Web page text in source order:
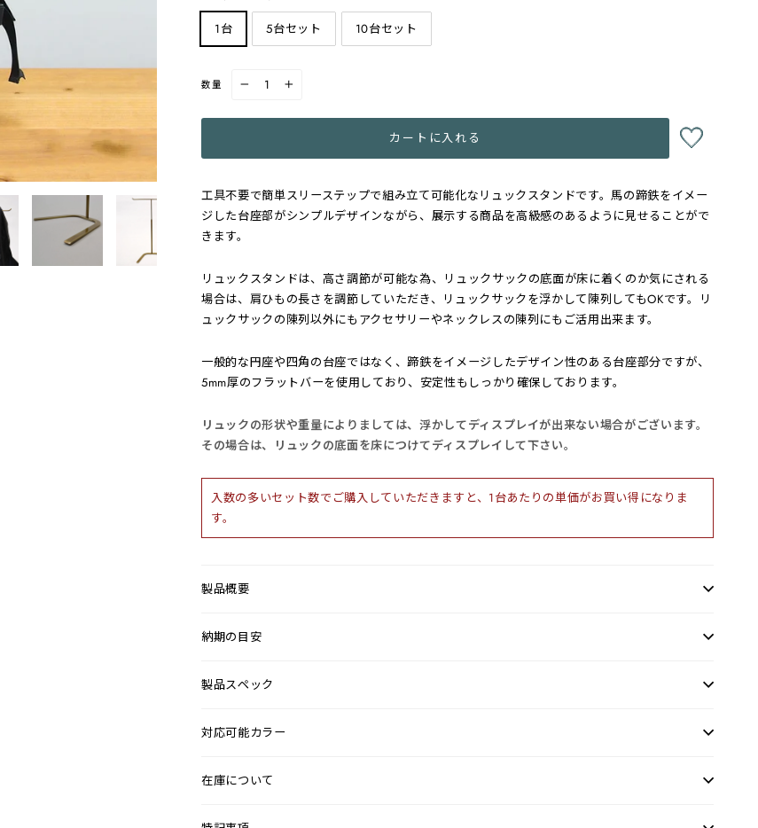
1台 5台セット 10台セット
数量
カートに入れる
工具不要で簡単スリーステップで組み立て可能化なリュックスタンドです。馬の蹄鉄をイメー
ジした台座部がシンプルデザインながら、展示する商品を高級感のあるように見せることがで
きます。
リュックスタンドは、高さ調節が可能な為、リュックサックの底面が床に着くのか気にされる
場合は、肩ひもの長さを調節していただき、リュックサックを浮かして陳列してもOKです。リ
ュックサックの陳列以外にもアクセサリーやネックレスの陳列にもご活用出来ます。
一般的な円座や四角の台座ではなく、蹄鉄をイメージしたデザイン性のある台座部分ですが、
5mm厚のフラットバーを使用しており、安定性もしっかり確保しております。
リュックの形状や重量によりましては、浮かしてディスプレイが出来ない場合がございます。
その場合は、リュックの底面を床につけてディスプレイして下さい。
入数の多いセット数でご購入していただきますと、1台あたりの単価がお買い得になりま
す。
製品概要
納期の目安
製品スペック
対応可能カラー
在庫について